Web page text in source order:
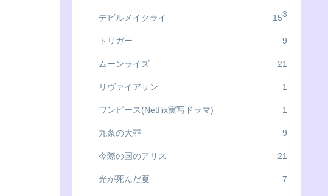
3
デビルメイクライ 15
トリガー 9
ムーンライズ 21
リヴァイアサン 1
ワンピース(Netflix実写ドラマ) 1
九条の大罪 9
今際の国のアリス 21
光が死んだ夏 7